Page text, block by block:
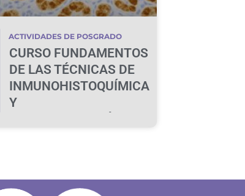
ACTIVIDADES DE POSGRADO
CURSO FUNDAMENTOS
DE LAS TÉCNICAS DE
INMUNOHISTOQUÍMICA
Y